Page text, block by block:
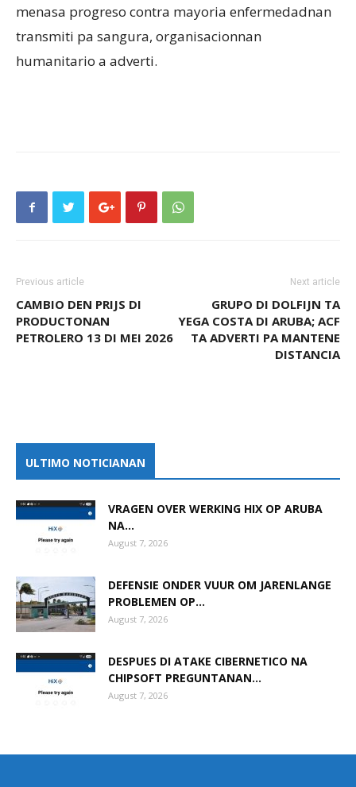
menasa progreso contra mayoria enfermedadnan
transmiti pa sangura, organisacionnan
humanitario a adverti.
Previous article
CAMBIO DEN PRIJS DI
PRODUCTONAN
PETROLERO 13 DI MEI 2026
Next article
GRUPO DI DOLFIJN TA
YEGA COSTA DI ARUBA; ACF
TA ADVERTI PA MANTENE
DISTANCIA
ULTIMO NOTICIANAN
VRAGEN OVER WERKING HIX OP ARUBA
NA...
August 7, 2026
DEFENSIE ONDER VUUR OM JARENLANGE
PROBLEMEN OP...
August 7, 2026
DESPUES DI ATAKE CIBERNETICO NA
CHIPSOFT PREGUNTANAN...
August 7, 2026